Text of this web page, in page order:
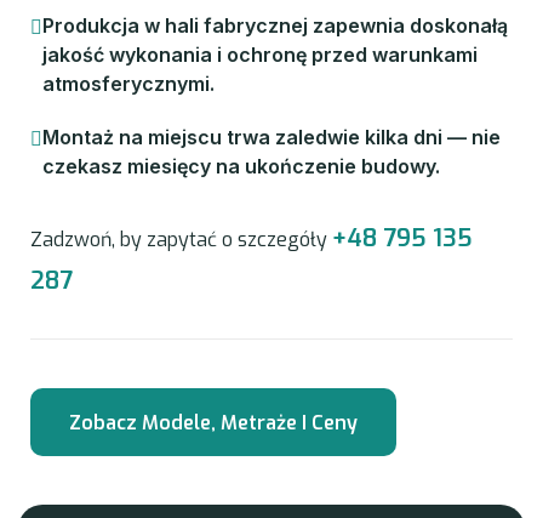
Produkcja w hali fabrycznej zapewnia doskonałą
jakość wykonania i ochronę przed warunkami
atmosferycznymi.
Montaż na miejscu trwa zaledwie kilka dni — nie
czekasz miesięcy na ukończenie budowy.
Zadzwoń, by zapytać o szczegóły +48 795 135
287